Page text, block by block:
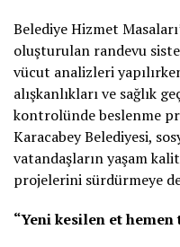
Belediye Hizmet
oluşturulan randevu
vücut analizleri
alışkanlıkları ve sağlık
kontrolünde beslenme
Karacabey Belediyesi,
vatandaşların yaşam
projelerini sürdürmeye
“Yeni kesilen et